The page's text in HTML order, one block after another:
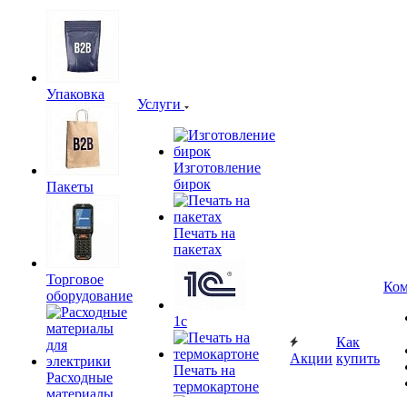
Упаковка
Пакеты
Торговое
оборудование
Расходные
материалы
Услуги
Изготовление
бирок
Печать на
пакетах
1c
Печать на
термокартоне
Акции
Как
купить